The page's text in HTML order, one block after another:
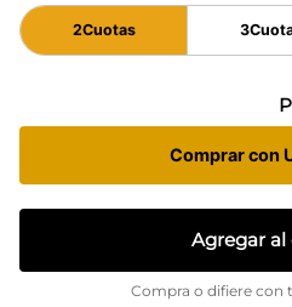
2Cuotas 3
Comprar con
Agregar
Compra o difiere con